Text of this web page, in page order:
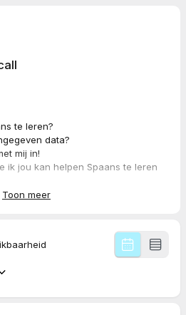
te leren?
data?
mij in!
ik jou kan helpen Spaans te leren
Toon meer